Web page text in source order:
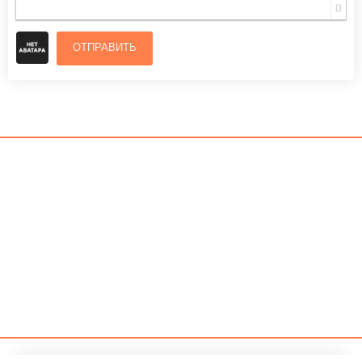
0
ОТПРАВИТЬ